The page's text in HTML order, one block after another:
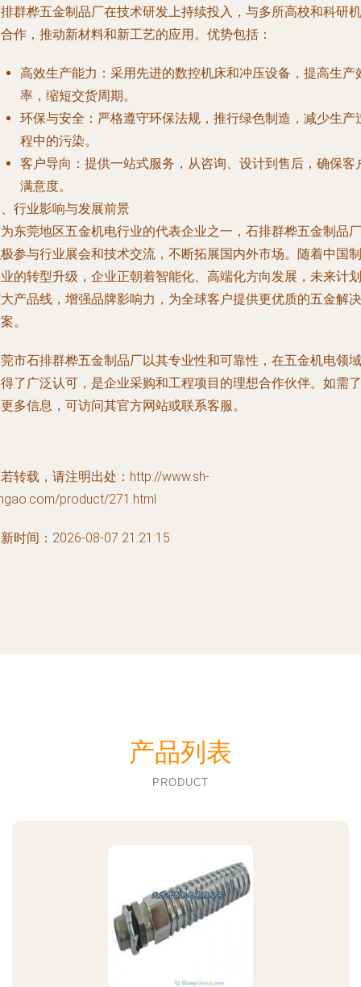
群桦五金制品厂在技术研发上持续投入，与多所高校和科研机
作，推动新材料和新工艺的应用。优势包括：
高效生产能力 ：采用先进的数控机床和冲压设备，提高生产
率，缩短交货周期。
环保与安全 ：严格遵守环保法规，推行绿色制造，减少生产
程中的污染。
客户导向 ：提供一站式服务，从咨询、设计到售后，确保客
满意度。
行业影响与发展前景
东莞地区五金机电行业的代表企业之一，石排群桦五金制品厂
参与行业展会和技术交流，不断拓展国内外市场。随着中国制
的转型升级，企业正朝着智能化、高端化方向发展，未来计划
产品线，增强品牌影响力，为全球客户提供更优质的五金解决
。
市石排群桦五金制品厂以其专业性和可靠性，在五金机电领域
了广泛认可，是企业采购和工程项目的理想合作伙伴。如需了
多信息，可访问其官方网站或联系客服。
转载，请注明出处：http://www.sh-
product/271.html
时间：2026-08-07 21:21:15
产品列表
PRODUCT